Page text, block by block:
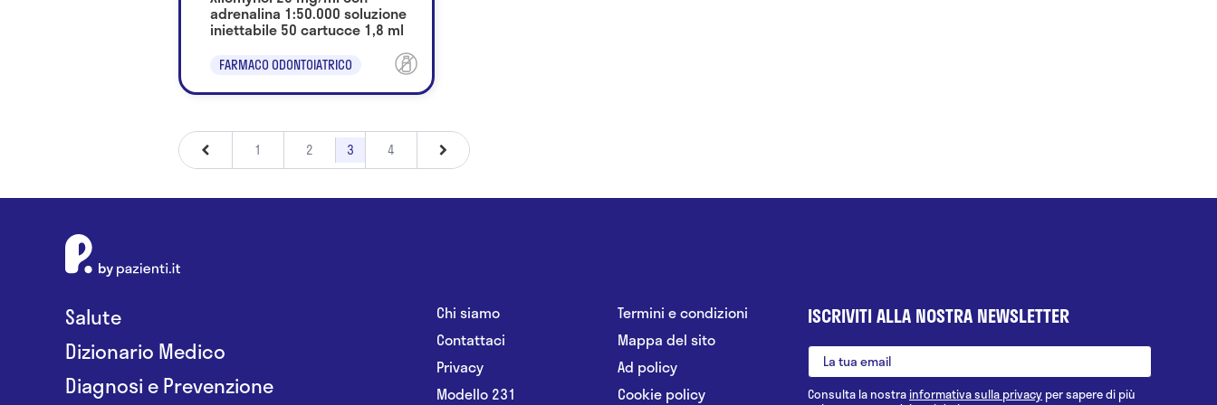
adrenalina 1:50.000 soluzione
iniettabile 50 cartucce 1,8 ml
FARMACO ODONTOIATRICO
1 2 3 4
Salute
Dizionario Medico
Diagnosi e Prevenzione
Chi siamo
Contattaci
Privacy
Modello 231
Termini e condizioni
Mappa del sito
Ad policy
Cookie policy
ISCRIVITI ALLA NOSTRA NEWSLETTER
Consulta la nostrainformativa sulla privacy per sapere di più